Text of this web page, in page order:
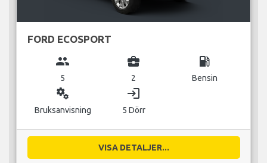
FORD ECOSPORT
group
5
business_center
2
local_gas_station
Bensin
miscellaneous_services
Bruksanvisning
login
5 Dörr
VISA DETALJER...